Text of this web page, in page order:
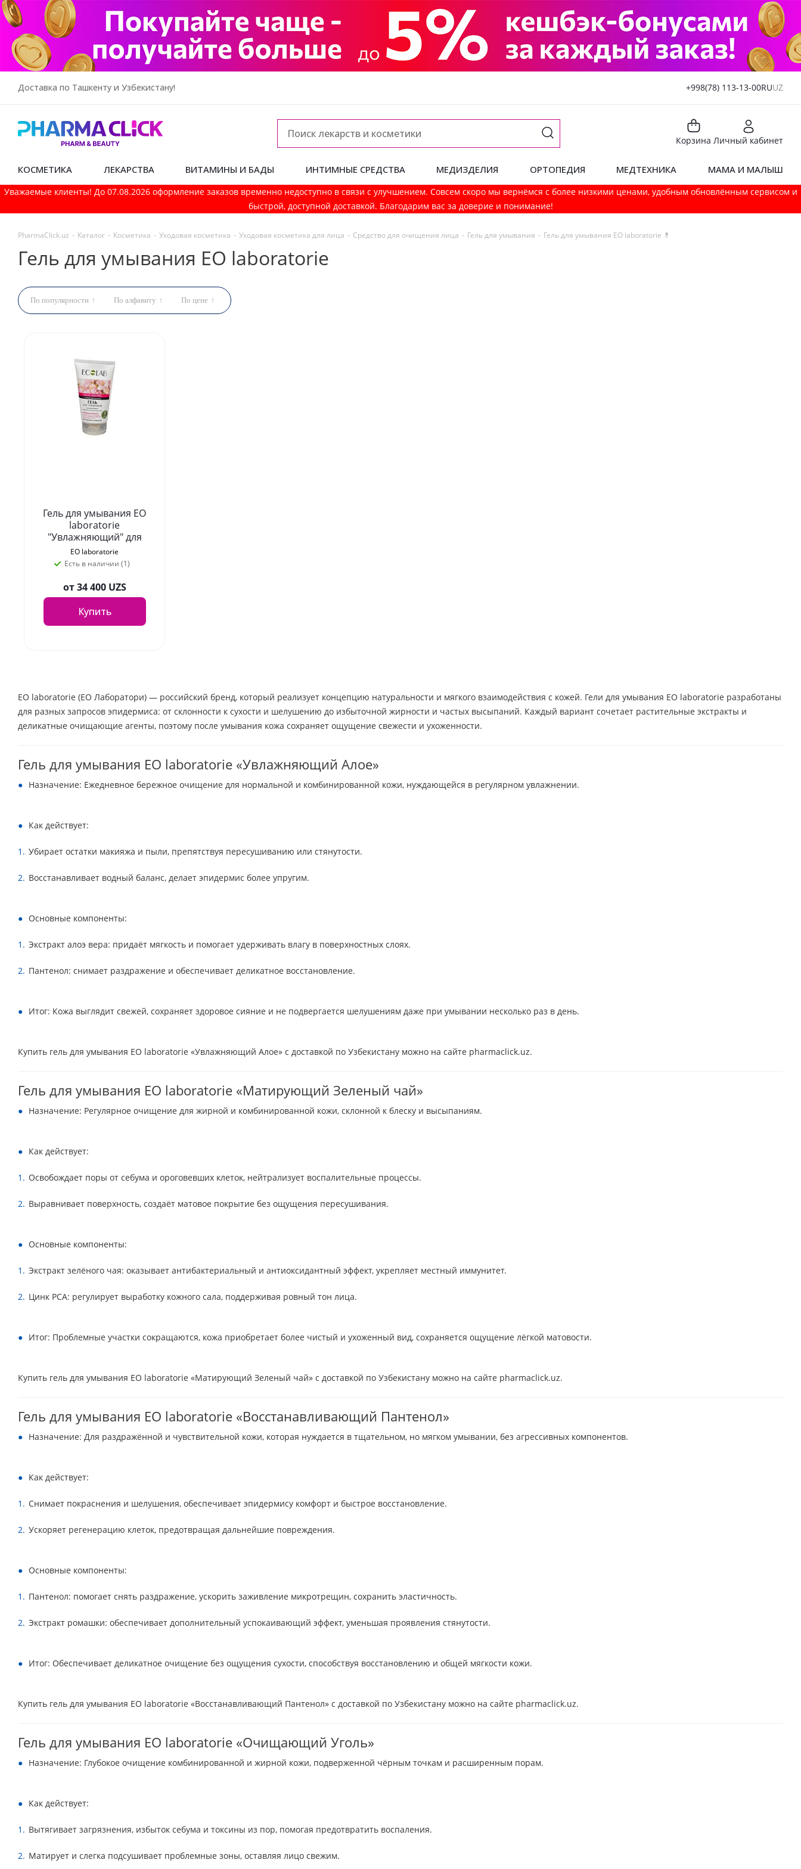
Доставка по Ташкенту и Узбекистану! +998(78) 113-13-00RUUZ
Корзина Личный кабинет
КОСМЕТИКА ЛЕКАРСТВА ВИТАМИНЫ И БАДЫ ИНТИМНЫЕ СРЕДСТВА МЕДИЗДЕЛИЯ ОРТОПЕДИЯ МЕДТЕХНИКА МАМА И МАЛЫШ
Уважаемые клиенты! До 07.08.2026 оформление заказов временно недоступно в связи с улучшением. Совсем скоро мы вернёмся с более низкими ценами, удобным обновлённым сервисом и
быстрой, доступной доставкой. Благодарим вас за доверие и понимание!
PharmaСlick.uz - Каталог - Косметика - Уходовая косметика - Уходовая косметика для лица - Средство для очищения лица - Гель для умывания - Гель для умывания EO laboratorie 💊
Гель для умывания EO laboratorie
По популярности По алфавиту По цене
Гель для умывания EO
laboratorie
"Увлажняющий" для
сухой и чувствительной
кожи, 150 мл
EO laboratorie
Есть в наличии (1)
от34 400 UZS
Купить
EO laboratorie (EO Лаборатори) — российский бренд, который реализует концепцию натуральности и мягкого взаимодействия с кожей. Гели для умывания EO laboratorie разработаны
для разных запросов эпидермиса: от склонности к сухости и шелушению до избыточной жирности и частых высыпаний. Каждый вариант сочетает растительные экстракты и
деликатные очищающие агенты, поэтому после умывания кожа сохраняет ощущение свежести и ухоженности.
Гель для умывания EO laboratorie «Увлажняющий Алое»
Назначение: Ежедневное бережное очищение для нормальной и комбинированной кожи, нуждающейся в регулярном увлажнении.
Как действует:
Убирает остатки макияжа и пыли, препятствуя пересушиванию или стянутости.
Восстанавливает водный баланс, делает эпидермис более упругим.
Основные компоненты:
Экстракт алоэ вера: придаёт мягкость и помогает удерживать влагу в поверхностных слоях.
Пантенол: снимает раздражение и обеспечивает деликатное восстановление.
Итог: Кожа выглядит свежей, сохраняет здоровое сияние и не подвергается шелушениям даже при умывании несколько раз в день.
Купить гель для умывания EO laboratorie «Увлажняющий Алое» с доставкой по Узбекистану можно на сайте pharmaclick.uz.
Гель для умывания EO laboratorie «Матирующий Зеленый чай»
Назначение: Регулярное очищение для жирной и комбинированной кожи, склонной к блеску и высыпаниям.
Как действует:
Освобождает поры от себума и ороговевших клеток, нейтрализует воспалительные процессы.
Выравнивает поверхность, создаёт матовое покрытие без ощущения пересушивания.
Основные компоненты:
Экстракт зелёного чая: оказывает антибактериальный и антиоксидантный эффект, укрепляет местный иммунитет.
Цинк PCA: регулирует выработку кожного сала, поддерживая ровный тон лица.
Итог: Проблемные участки сокращаются, кожа приобретает более чистый и ухоженный вид, сохраняется ощущение лёгкой матовости.
Купить гель для умывания EO laboratorie «Матирующий Зеленый чай» с доставкой по Узбекистану можно на сайте pharmaclick.uz.
Гель для умывания EO laboratorie «Восстанавливающий Пантенол»
Назначение: Для раздражённой и чувствительной кожи, которая нуждается в тщательном, но мягком умывании, без агрессивных компонентов.
Как действует:
Снимает покраснения и шелушения, обеспечивает эпидермису комфорт и быстрое восстановление.
Ускоряет регенерацию клеток, предотвращая дальнейшие повреждения.
Основные компоненты:
Пантенол: помогает снять раздражение, ускорить заживление микротрещин, сохранить эластичность.
Экстракт ромашки: обеспечивает дополнительный успокаивающий эффект, уменьшая проявления стянутости.
Итог: Обеспечивает деликатное очищение без ощущения сухости, способствуя восстановлению и общей мягкости кожи.
Купить гель для умывания EO laboratorie «Восстанавливающий Пантенол» с доставкой по Узбекистану можно на сайте pharmaclick.uz.
Гель для умывания EO laboratorie «Очищающий Уголь»
Назначение: Глубокое очищение комбинированной и жирной кожи, подверженной чёрным точкам и расширенным порам.
Как действует:
Вытягивает загрязнения, избыток себума и токсины из пор, помогая предотвратить воспаления.
Матирует и слегка подсушивает проблемные зоны, оставляя лицо свежим.